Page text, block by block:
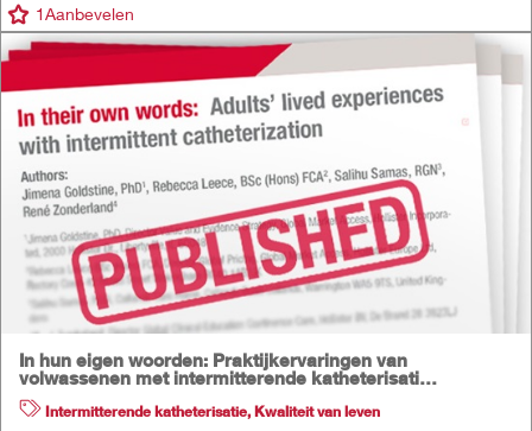
1Aanbevelen
In hun eigen woorden: Praktijkervaringen van
volwassenen met intermitterende katheterisati…
Intermitterende katheterisatie,Kwaliteit van leven